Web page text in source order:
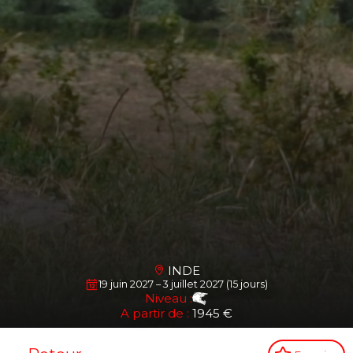
INDE
19 juin 2027 – 3 juillet 2027 (15 jours)
Niveau :
A partir de : 1945 €